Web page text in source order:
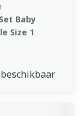
Baby
Size 1